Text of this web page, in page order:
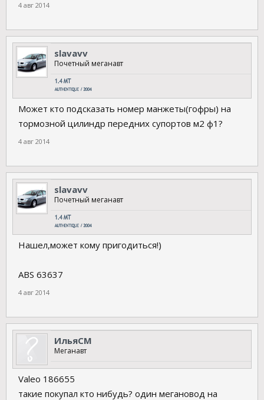
4 авг 2014
slavavv
Почетный меганавт
Может кто подсказать номер манжеты(гофры) на
тормозной цилиндр передних супортов м2 ф1?
4 авг 2014
slavavv
Почетный меганавт
Нашел,может кому пригодиться!)
ABS 63637
4 авг 2014
ИльяСМ
Меганавт
Valeo 186655
такие покупал кто нибудь? один мегановод на